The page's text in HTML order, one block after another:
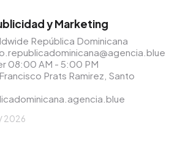
y Marketing
República Dominicana
08:00 AM - 5:00 PM
Prats Ramirez, Santo
2026